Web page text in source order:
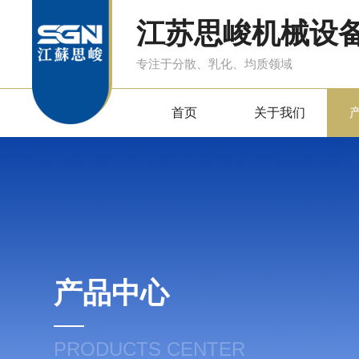
江苏思峻机械设
专注于分散、乳化、均质领域
首页 关于我们
产品中心
PRODUCTS CENTER